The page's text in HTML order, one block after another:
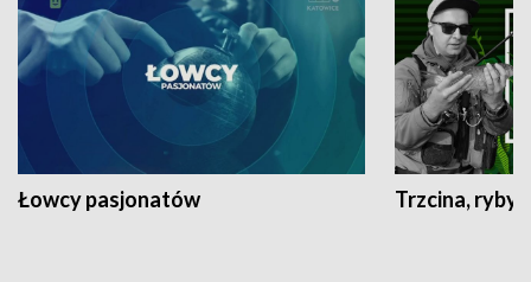
Łowcy pasjonatów Trzcina, ryby